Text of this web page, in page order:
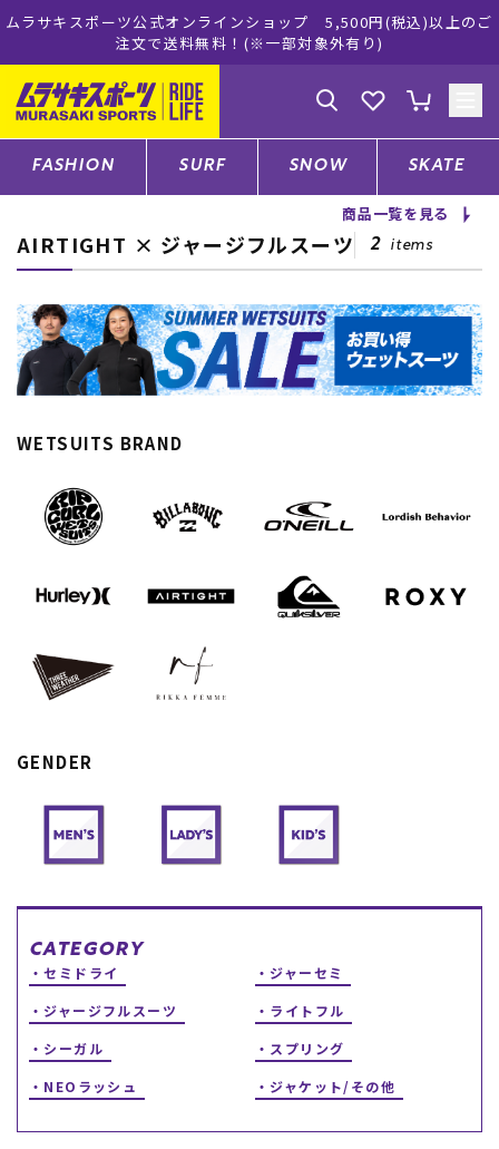
ムラサキスポーツ公式オンラインショップ 5,500円(税込)以上のご
注文で送料無料！(※一部対象外有り)
ゲスト様
ログイン 会員登録
店舗一覧
CATEGORY
スノーTOP
スケートTOP
ブランド一覧
RIDE LIFE MAGAZINE一
スタッフスナップ
中古/アウトレット サー
中古/アウトレット スノ
店頭受取サービス
アフターサポート
下取り保証について
店舗一覧
FASHION SURF SNOW SKATE
商品一覧を見る
AIRTIGHT × ジャージフルスーツ 2 items
WETSUITS BRAND
GENDER
CATEGORY
セミドライ
ジャーセミ
ジャージフルスーツ
ライトフル
シーガル
スプリング
NEOラッシュ
ジャケット/その他